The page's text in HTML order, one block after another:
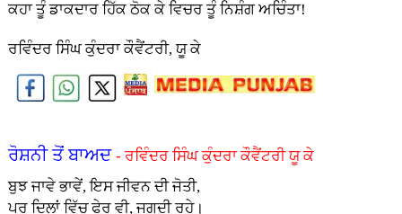
ਕਹਾ ਤੂੰ ਡਾਕਦਾਰ ਹਿੱਕ ਠੋਕ ਕੇ ਵਿਚਰ ਤੂੰ ਨਿਸ਼ੰਗ ਅਚਿੰਤਾ!
ਰਵਿੰਦਰ ਸਿੰਘ ਕੁੰਦਰਾ ਕੌਵੈਂਟਰੀ, ਯੂ ਕੇ
ਰੋਸ਼ਨੀ ਤੋਂ ਬਾਅਦ - ਰਵਿੰਦਰ ਸਿੰਘ ਕੁੰਦਰਾ ਕੌਵੈਂਟਰੀ ਯੂ ਕੇ
ਬੁਝ ਜਾਵੇ ਭਾਵੇਂ, ਇਸ ਜੀਵਨ ਦੀ ਜੋਤੀ,
ਪਰ ਦਿਲਾਂ ਵਿੱਚ ਫੇਰ ਵੀ, ਜਗਦੀ ਰਹੇ।